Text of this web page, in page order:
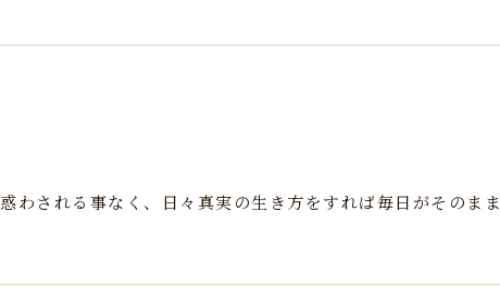
わされる事なく、日々真実の生き方をすれば毎日がそのまま